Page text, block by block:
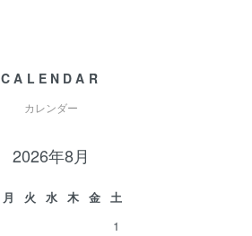
CALENDAR
カレンダー
2026年8月
月 火 水 木 金
土
1